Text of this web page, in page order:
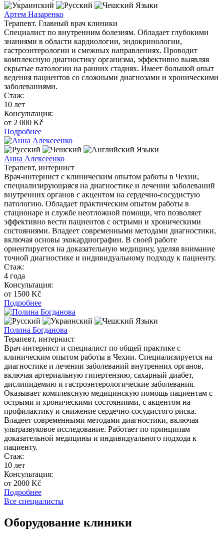
Языки
Артем Назаренко
Терапевт. Главный врач клиники
Специалист по внутренним болезням. Обладает глубокими
знаниями в области кардиологии, эндокринологии,
гастроэнтерологии и смежных направлениях. Проводит
комплексную диагностику организма, эффективно выявляя
скрытые патологии на ранних стадиях. Имеет большой опыт
ведения пациентов со сложными диагнозами и хроническими
заболеваниями.
Стаж:
10 лет
Консультация:
от 2 000 Kč
Подробнее
Языки
Анна Алексеенко
Терапевт, интернист
Врач-интернист с клиническим опытом работы в Чехии,
специализирующаяся на диагностике и лечении заболеваний
внутренних органов с акцентом на сердечно-сосудистую
патологию. Обладает практическим опытом работы в
стационаре и службе неотложной помощи, что позволяет
эффективно вести пациентов с острыми и хроническими
состояниями. Владеет современными методами диагностики,
включая основы эхокардиографии. В своей работе
ориентируется на доказательную медицину, уделяя внимание
точной диагностике и индивидуальному подходу к пациенту.
Стаж:
4 года
Консультация:
от 1500 Kč
Подробнее
Языки
Полина Богданова
Терапевт, интернист
Врач-интернист и специалист по общей практике с
клиническим опытом работы в Чехии. Специализируется на
диагностике и лечении заболеваний внутренних органов,
включая артериальную гипертензию, сахарный диабет,
дислипидемию и гастроэнтерологические заболевания.
Оказывает комплексную медицинскую помощь пациентам с
острыми и хроническими состояниями, с акцентом на
профилактику и снижение сердечно-сосудистого риска.
Владеет современными методами диагностики, включая
ультразвуковое исследование. Работает по принципам
доказательной медицины и индивидуального подхода к
пациенту.
Стаж:
10 лет
Консультация:
от 2000 Kč
Подробнее
Все специалисты
Оборудование клиники